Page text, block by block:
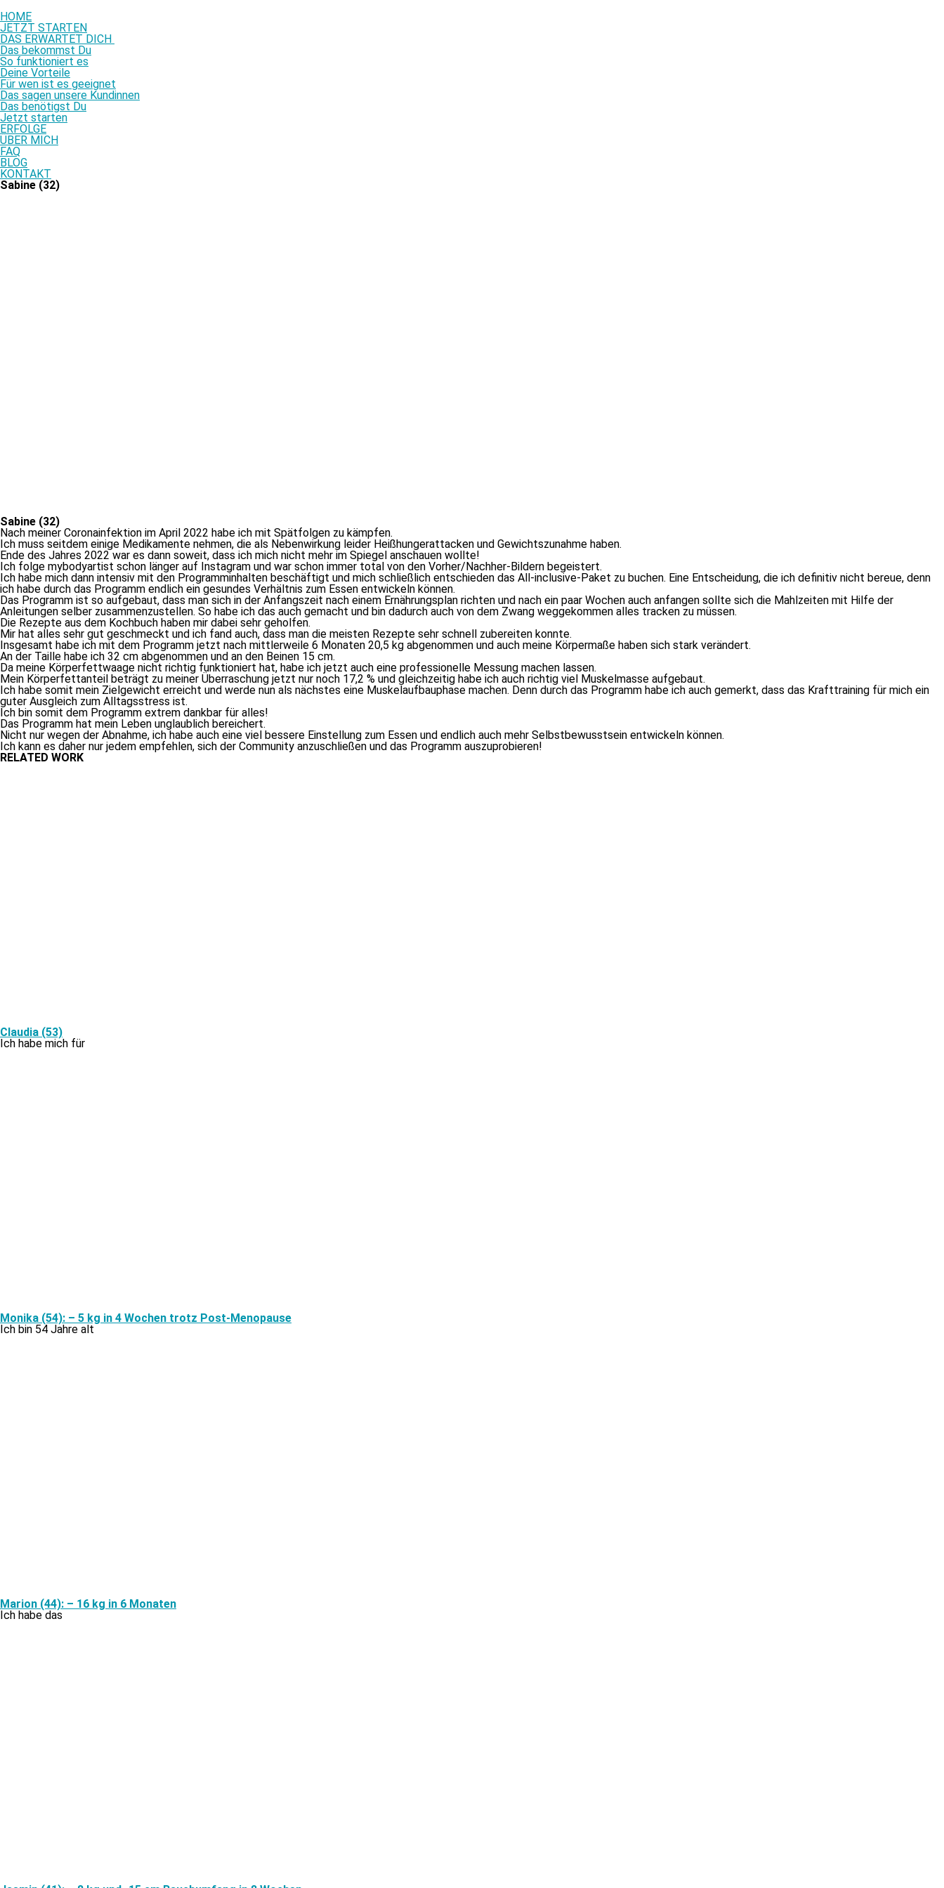
HOME
JETZT STARTEN
DAS ERWARTET DICH
Das bekommst Du
So funktioniert es
Deine Vorteile
Für wen ist es geeignet
Das sagen unsere Kundinnen
Das benötigst Du
Jetzt starten
ERFOLGE
ÜBER MICH
FAQ
BLOG
KONTAKT
Sabine (32)
Sabine (32)
Nach mei­ner Coronainfektion im April 2022 ha­be ich mit Spätfolgen zu kämpfen.
Ich muss seit­dem ei­ni­ge Medikamente neh­men, die als Nebenwirkung lei­der Heißhungerattacken und Gewichtszunahme haben.
Ende des Jahres 2022 war es dann so­weit, dass ich mich nicht mehr im Spiegel an­schau­en wollte!
Ich fol­ge my­bo­dy­ar­tist schon län­ger auf Instagram und war schon im­mer to­tal von den Vorher/Nachher-Bildern begeistert.
Ich ha­be mich dann in­ten­siv mit den Programminhalten be­schäf­tigt und mich schließ­lich ent­schie­den das All-in­clu­si­ve-Paket zu bu­chen. Eine Entscheidung, die ich de­fi­ni­tiv nicht be­reue, denn
ich ha­be durch das Programm end­lich ein ge­sun­des Verhältnis zum Essen ent­wi­ckeln können.
Das Programm ist so auf­ge­baut, dass man sich in der Anfangszeit nach ei­nem Ernährungsplan rich­ten und nach ein paar Wochen auch an­fan­gen soll­te sich die Mahlzeiten mit Hilfe der
Anleitungen sel­ber zu­sam­men­zu­stel­len. So ha­be ich das auch ge­macht und bin da­durch auch von dem Zwang weg­ge­kom­men al­les tra­cken zu müssen.
Die Rezepte aus dem Kochbuch ha­ben mir da­bei sehr geholfen.
Mir hat al­les sehr gut ge­schmeckt und ich fand auch, dass man die meis­ten Rezepte sehr schnell zu­be­rei­ten konnte.
Insgesamt ha­be ich mit dem Programm jetzt nach mitt­ler­wei­le 6 Monaten 20,5 kg ab­ge­nom­men und auch mei­ne Körpermaße ha­ben sich stark verändert.
An der Taille ha­be ich 32 cm ab­ge­nom­men und an den Beinen 15 cm.
Da mei­ne Körperfettwaage nicht rich­tig funk­tio­niert hat, ha­be ich jetzt auch ei­ne pro­fes­sio­nel­le Messung ma­chen lassen.
Mein Körperfettanteil be­trägt zu mei­ner Überraschung jetzt nur noch 17,2 % und gleich­zei­tig ha­be ich auch rich­tig viel Muskelmasse aufgebaut.
Ich ha­be so­mit mein Zielgewicht er­reicht und wer­de nun als nächs­tes ei­ne Muskelaufbauphase ma­chen. Denn durch das Programm ha­be ich auch ge­merkt, dass das Krafttraining für mich ein
gu­ter Ausgleich zum Alltagsstress ist.
Ich bin so­mit dem Programm ex­trem dank­bar für alles!
Das Programm hat mein Leben un­glaub­lich bereichert.
Nicht nur we­gen der Abnahme, ich ha­be auch ei­ne viel bes­se­re Einstellung zum Essen und end­lich auch mehr Selbstbewusstsein ent­wi­ckeln können.
Ich kann es da­her nur je­dem emp­feh­len, sich der Community an­zu­schlie­ßen und das Programm auszuprobieren!
RELATED WORK
Claudia (53)
Ich ha­be mich für
Monika (54): – 5 kg in 4 Wochen trotz Post-Menopause
Ich bin 54 Jahre alt
Marion (44): – 16 kg in 6 Monaten
Ich ha­be das